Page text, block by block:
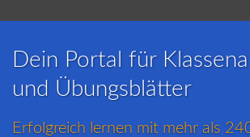
Dein Portal für
und Übungsblätter
Erfolgreich lernen mit mehr als